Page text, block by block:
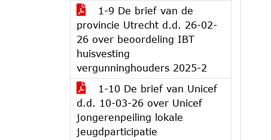
1-9 De brief van de
provincie Utrecht d.d. 26-02-
26 over beoordeling IBT
huisvesting
vergunninghouders 2025-2
1-10 De brief van Unicef
d.d. 10-03-26 over Unicef
jongerenpeiling lokale
jeugdparticipatie